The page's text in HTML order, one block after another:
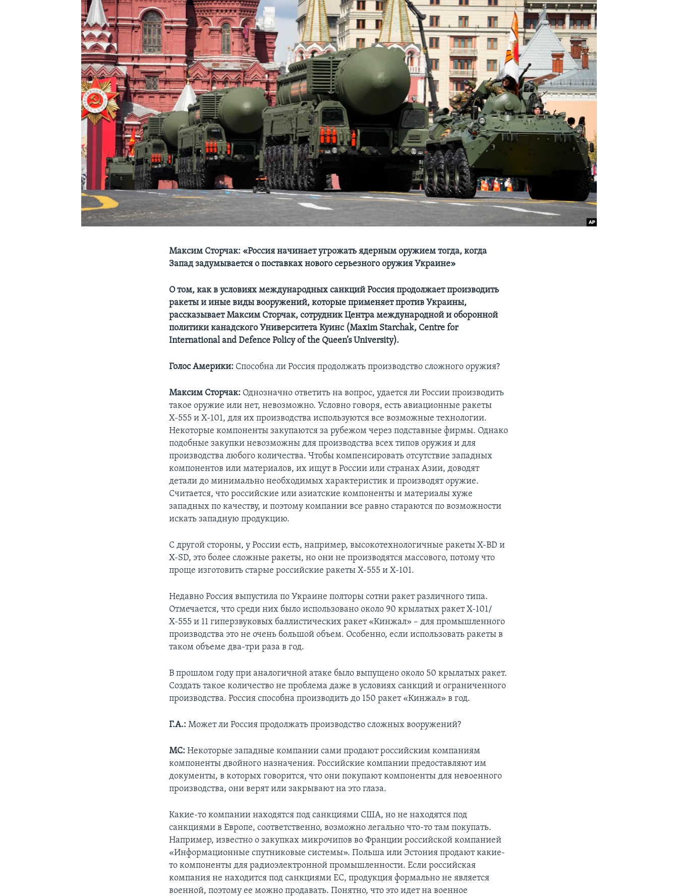
Максим Сторчак: «Россия начинает угрожать ядерным оружием тогда, когда
Запад задумывается о поставках нового серьезного оружия Украине»
О том, как в условиях международных санкций Россия продолжает производить
ракеты и иные виды вооружений, которые применяет против Украины,
рассказывает Максим Сторчак, сотрудник Центра международной и оборонной
политики канадского Университета Куинс (Maxim Starchak, Centre for
International and Defence Policy of the Queen’s University).
Голос Америки: Способна ли Россия продолжать производство сложного оружия?
Максим Сторчак: Однозначно ответить на вопрос, удается ли России производить
такое оружие или нет, невозможно. Условно говоря, есть авиационные ракеты
Х-555 и Х-101, для их производства используются все возможные технологии.
Некоторые компоненты закупаются за рубежом через подставные фирмы. Однако
подобные закупки невозможны для производства всех типов оружия и для
производства любого количества. Чтобы компенсировать отсутствие западных
компонентов или материалов, их ищут в России или странах Азии, доводят
детали до минимально необходимых характеристик и производят оружие.
Считается, что российские или азиатские компоненты и материалы хуже
западных по качеству, и поэтому компании все равно стараются по возможности
искать западную продукцию.
С другой стороны, у России есть, например, высокотехнологичные ракеты Х-BD и
Х-SD, это более сложные ракеты, но они не производятся массового, потому что
проще изготовить старые российские ракеты Х-555 и Х-101.
Недавно Россия выпустила по Украине полторы сотни ракет различного типа.
Отмечается, что среди них было использовано около 90 крылатых ракет Х-101/
Х-555 и 11 гиперзвуковых баллистических ракет «Кинжал» – для промышленного
производства это не очень большой объем. Особенно, если использовать ракеты в
таком объеме два-три раза в год.
В прошлом году при аналогичной атаке было выпущено около 50 крылатых ракет.
Создать такое количество не проблема даже в условиях санкций и ограниченного
производства. Россия способна производить до 150 ракет «Кинжал» в год.
Г.А.:Может ли Россия продолжать производство сложных вооружений?
МС:Некоторые западные компании сами продают российским компаниям
компоненты двойного назначения. Российские компании предоставляют им
документы, в которых говорится, что они покупают компоненты для невоенного
производства, они верят или закрывают на это глаза.
Какие-то компании находятся под санкциями США, но не находятся под
санкциями в Европе, соответственно, возможно легально что-то там покупать.
Например, известно о закупках микрочипов во Франции российской компанией
«Информационные спутниковые системы». Польша или Эстония продают какие-
то компоненты для радиоэлектронной промышленности. Если российская
компания не находится под санкциями ЕС, продукция формально не является
военной, поэтому ее можно продавать. Понятно, что это идет на военное